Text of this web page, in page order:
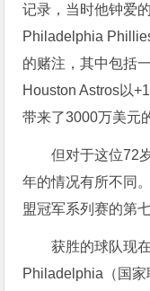
记录，当时他钟爱
Philadelphia
的赌注，其中包括
Houston Astros以
带来了3000万美元
但对于这位72
年的情况有所不同
盟冠军系列赛的第
获胜的球队现
Philadelphia（国